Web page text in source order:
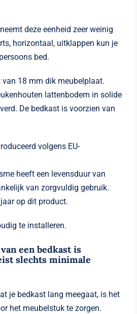
deze eenheid zeer weinig
horizontaal, uitklappen kun je
bed.
van 18 mm dik meubelplaat.
lattenbodem in solide
De bedkast is voorzien van
volgens EU-
heeft een levensduur van
van zorgvuldig gebruik.
op dit product.
te installeren.
een bedkast is
slechts minimale
je bedkast lang meegaat, is het
het meubelstuk te zorgen.